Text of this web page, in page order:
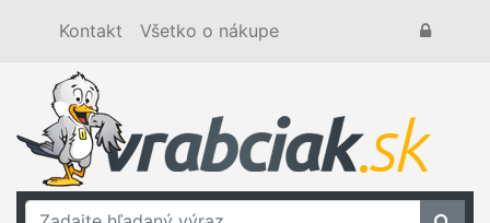
Kontakt Všetko o nákupe